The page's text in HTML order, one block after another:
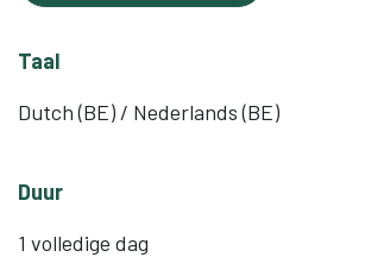
Taal
Dutch (BE) / Nederlands (BE)
Duur
1 volledige dag